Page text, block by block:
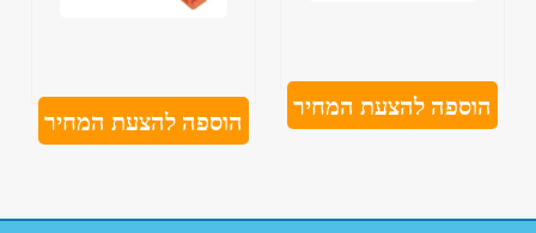
הוספה להצעת המחיר
הוספה להצעת המחיר